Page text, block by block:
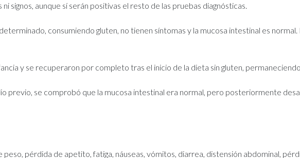
signos, aunque sí serán positivas el resto de las pruebas diagnósticas.
consumiendo gluten, no tienen síntomas y la mucosa intestinal es normal.
y se recuperaron por completo tras el inicio de la dieta sin gluten,
previo, se comprobó que la mucosa intestinal era normal, pero posteriormente
pérdida de apetito, fatiga, náuseas, vómitos, diarrea, distensión abdominal,